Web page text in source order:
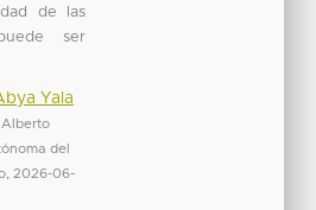
de las
ser
Yala
Alberto
del
, 2026-06-